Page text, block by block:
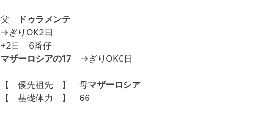
父
ドゥラメンテ
→ぎりOK2日
+2日 6番仔
マザーロシアの17 →ぎりOK0日
【 優先祖先 】 母マザーロシア
【 基礎体力 】 66